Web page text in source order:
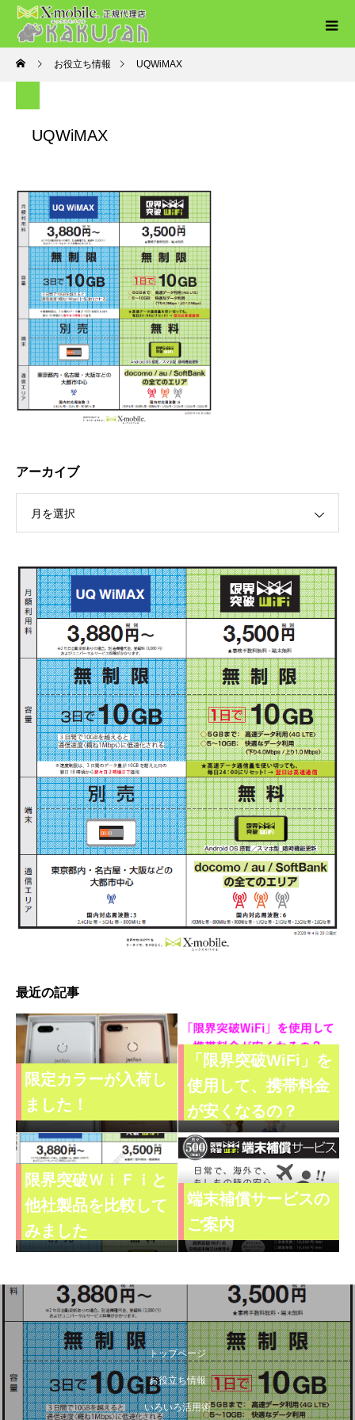
お役立ち情報 UQWiMAX
UQWiMAX
アーカイブ
月を選択
最近の記事
限定カラーが入荷し
ました！
「限界突破WiFi」を
使用して、携帯料金
が安くなるの？
限界突破ＷｉＦｉと
他社製品を比較して
みました
端末補償サービスの
ご案内
トップページ
お役立ち情報
いろいろ活用術